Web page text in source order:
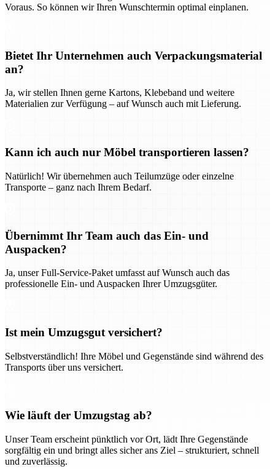
Voraus. So können wir Ihren Wunschtermin optimal einplanen.
Bietet Ihr Unternehmen auch Verpackungsmaterial
an?
Ja, wir stellen Ihnen gerne Kartons, Klebeband und weitere
Materialien zur Verfügung – auf Wunsch auch mit Lieferung.
Kann ich auch nur Möbel transportieren lassen?
Natürlich! Wir übernehmen auch Teilumzüge oder einzelne
Transporte – ganz nach Ihrem Bedarf.
Übernimmt Ihr Team auch das Ein- und
Auspacken?
Ja, unser Full-Service-Paket umfasst auf Wunsch auch das
professionelle Ein- und Auspacken Ihrer Umzugsgüter.
Ist mein Umzugsgut versichert?
Selbstverständlich! Ihre Möbel und Gegenstände sind während des
Transports über uns versichert.
Wie läuft der Umzugstag ab?
Unser Team erscheint pünktlich vor Ort, lädt Ihre Gegenstände
sorgfältig ein und bringt alles sicher ans Ziel – strukturiert, schnell
und zuverlässig.